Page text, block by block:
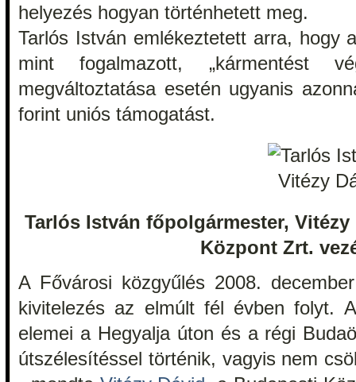
helyezés hogyan történhetett meg.
Tarlós István emlékeztetett arra, hogy
mint fogalmazott, „kármentést
megváltoztatása esetén ugyanis
forint uniós támogatást.
Tarlós István főpolgármester,
Központ Zrt.
A Fővárosi közgyűlés 2008.
kivitelezés az elmúlt fél évben folyt.
elemei a Hegyalja úton és a régi
útszélesítéssel történik, vagyis nem